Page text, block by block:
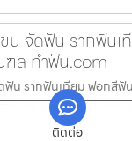
น จัดฟัน รากฟันเ
ล ทำฟัน.com
น รากฟันเทียม ฟอกสีฟั
บริการคลินิกทันตกรรม
ติดต่อ